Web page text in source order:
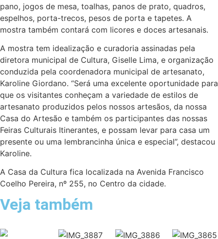
pano, jogos de mesa, toalhas, panos de prato, quadros,
espelhos, porta-trecos, pesos de porta e tapetes. A
mostra também contará com licores e doces artesanais.
A mostra tem idealização e curadoria assinadas pela
diretora municipal de Cultura, Giselle Lima, e organização
conduzida pela coordenadora municipal de artesanato,
Karoline Giordano. “Será uma excelente oportunidade para
que os visitantes conheçam a variedade de estilos de
artesanato produzidos pelos nossos artesãos, da nossa
Casa do Artesão e também os participantes das nossas
Feiras Culturais Itinerantes, e possam levar para casa um
presente ou uma lembrancinha única e especial”, destacou
Karoline.
A Casa da Cultura fica localizada na Avenida Francisco
Coelho Pereira, nº 255, no Centro da cidade.
Veja também